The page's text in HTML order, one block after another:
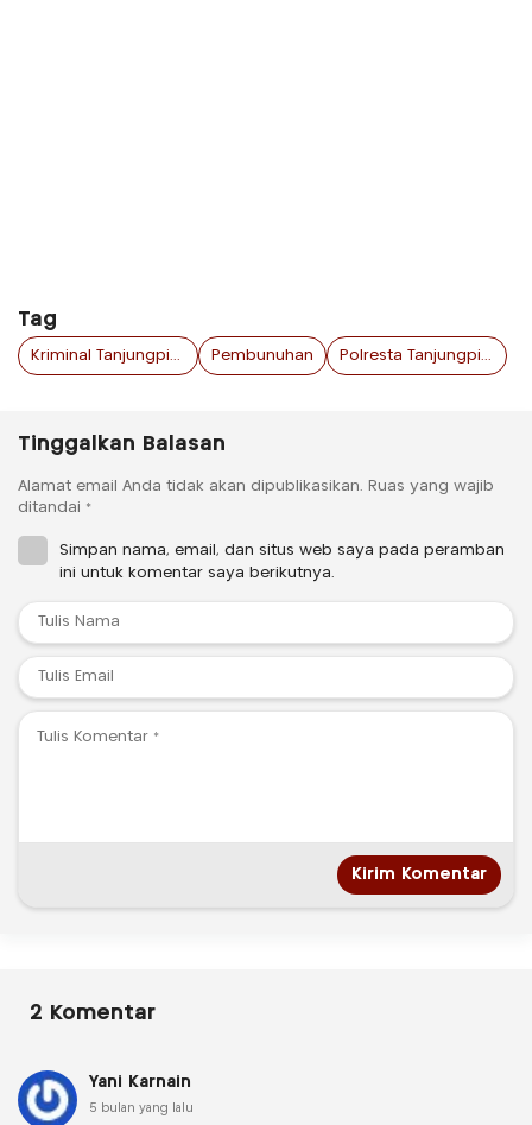
Tag
Pembunuhan
Tinggalkan Balasan
Alamat email Anda tidak akan dipublikasikan.
Ruas yang wajib
ditandai *
Simpan nama, email, dan situs web saya pada peramban
ini untuk komentar saya berikutnya.
2 Komentar
Yani Karnain
5 bulan yang lalu